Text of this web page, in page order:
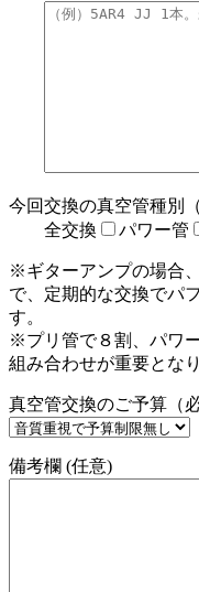
今回交換の真空管種別
全交換
パワー管
※ギターアンプの場合
で、定期的な交換でパ
す。
※プリ管で８割、パワ
組み合わせが重要となり
真空管交換のご予算（必
備考欄 (任意)